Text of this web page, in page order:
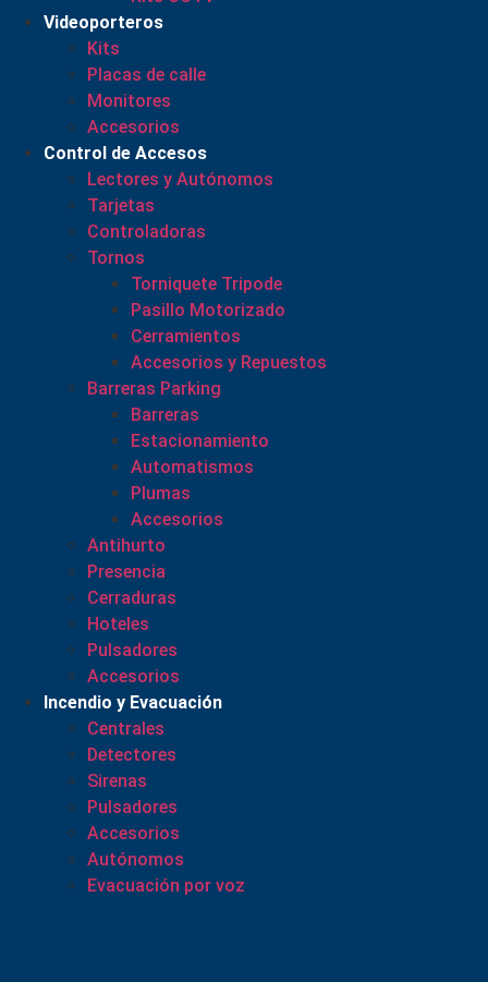
Videoporteros
Kits
Placas de calle
Monitores
Accesorios
Control de Accesos
Lectores y Autónomos
Tarjetas
Controladoras
Tornos
Torniquete Tripode
Pasillo Motorizado
Cerramientos
Accesorios y Repuestos
Barreras Parking
Barreras
Estacionamiento
Automatismos
Plumas
Accesorios
Antihurto
Presencia
Cerraduras
Hoteles
Pulsadores
Accesorios
Incendio y Evacuación
Centrales
Detectores
Sirenas
Pulsadores
Accesorios
Autónomos
Evacuación por voz